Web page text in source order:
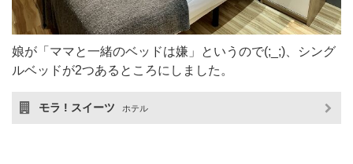
娘が「ママと一緒のベッドは嫌」というので(;_;)、シング
ルベッドが2つあるところにしました。
モラ ! スイーツ ホテル